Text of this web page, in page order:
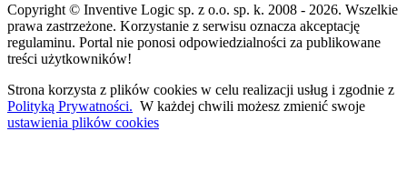
Copyright © Inventive Logic sp. z o.o. sp. k. 2008 - 2026. Wszelkie
prawa zastrzeżone. Korzystanie z serwisu oznacza akceptację
regulaminu. Portal nie ponosi odpowiedzialności za publikowane
treści użytkowników!
Strona korzysta z plików cookies w celu realizacji usług i zgodnie z
Polityką Prywatności. W każdej chwili możesz zmienić swoje
ustawienia plików cookies